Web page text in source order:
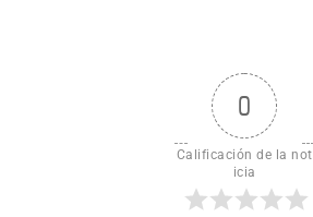
0
Calificación de la not
icia